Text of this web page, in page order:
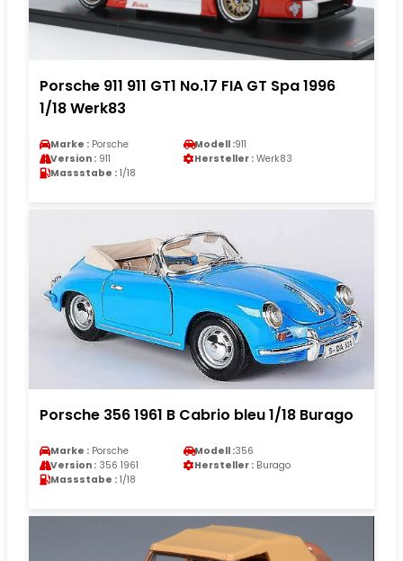
Porsche 911 911 GT1 No.17 FIA GT Spa 1996
1/18 Werk83
Marke : Porsche Modell :911
Version : 911 Hersteller : Werk83
Massstabe : 1/18
Porsche 356 1961 B Cabrio bleu 1/18 Burago
Marke : Porsche Modell :356
Version : 356 1961 Hersteller : Burago
Massstabe : 1/18